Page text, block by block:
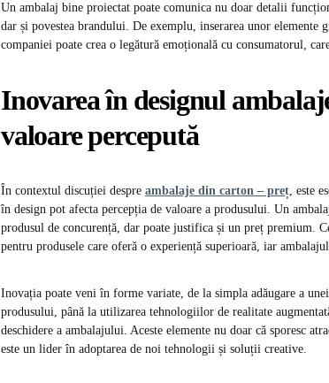
Un ambalaj bine proiectat poate comunica nu doar detalii
dar și povestea brandului. De exemplu, inserarea unor
companiei poate crea o legătură emoțională cu consumatorul,
Inovarea în designul
valoare percepută
În contextul discuției despre ambalaje din carton – preț, este
în design pot afecta percepția de valoare a produsului. Un
produsul de concurență, dar poate justifica și un preț premium.
pentru produsele care oferă o experiență superioară, iar
Inovația poate veni în forme variate, de la simpla adăugare a
produsului, până la utilizarea tehnologiilor de realitate
deschidere a ambalajului. Aceste elemente nu doar că sporesc
este un lider în adoptarea de noi tehnologii și soluții creative.